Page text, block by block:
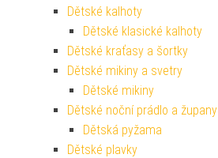
Dětské kalhoty
Dětské klasické kalhoty
Dětské kraťasy a šortky
Dětské mikiny a svetry
Dětské mikiny
Dětské noční prádlo a župany
Dětská pyžama
Dětské plavky